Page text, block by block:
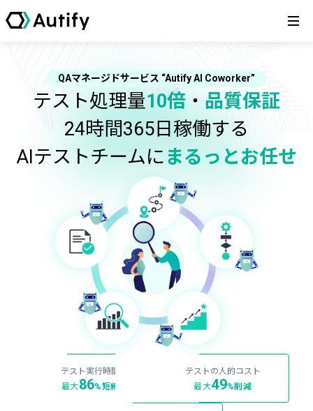
QAマネージドサービス “Autify AI Coworker”
テスト処理量10倍 ・ 品質保証
24時間365日稼働する
AIテストチームにまるっとお任せ
テスト実行時間
最大86%短縮
テストの人的コスト
最大49%削減